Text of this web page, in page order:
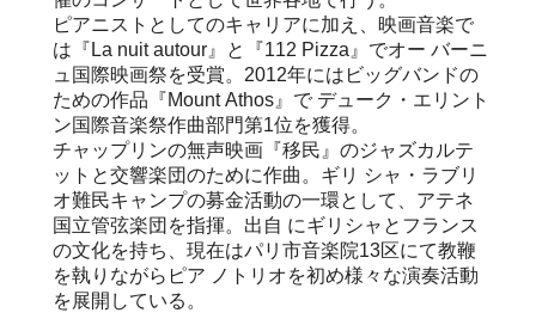
ピアニストとしてのキャリアに加え、映画音楽で
は『La nuit autour』と『112 Pizza』でオー バーニ
ュ国際映画祭を受賞。2012年にはビッグバンドの
ための作品『Mount Athos』で デューク・エリント
ン国際音楽祭作曲部門第1位を獲得。
チャップリンの無声映画『移民』のジャズカルテ
ットと交響楽団のために作曲。ギリ シャ・ラブリ
オ難民キャンプの募金活動の一環として、アテネ
国立管弦楽団を指揮。出自 にギリシャとフランス
の文化を持ち、現在はパリ市音楽院13区にて教鞭
を執りながらピア ノトリオを初め様々な演奏活動
を展開している。